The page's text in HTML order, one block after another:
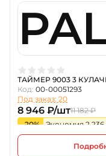
ТАЙМЕР 9003 3
Код: 00-00051293
Под заказ: 20
8 946 ₽/шт11 182 ₽
-20%
Экономия 2